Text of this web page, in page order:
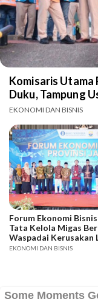
Komisaris Utama
Duku, Tampung
EKONOMI DAN BISNIS
Forum Ekonomi
Tata Kelola Migas
Waspadai Kerusakan
EKONOMI DAN BISNIS